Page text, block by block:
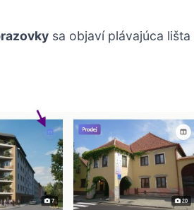
sa objaví plávajúca lišta